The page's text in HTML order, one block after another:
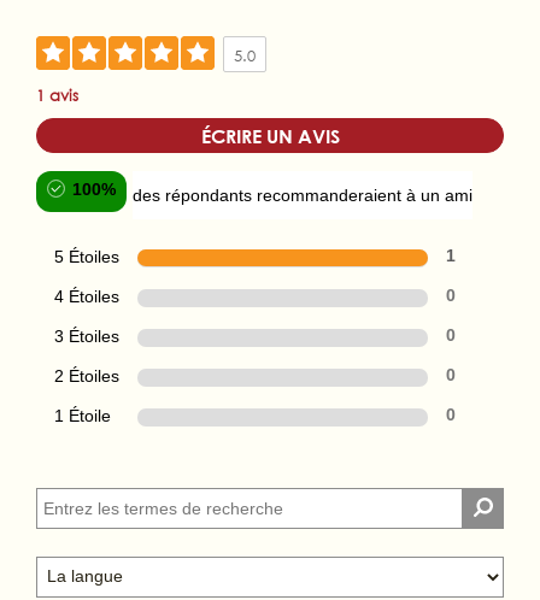
5.0
1 avis
ÉCRIRE UN AVIS
100% des répondants recommanderaient à un ami
5 Étoiles 1
4 Étoiles 0
3 Étoiles 0
2 Étoiles 0
1 Étoile 0